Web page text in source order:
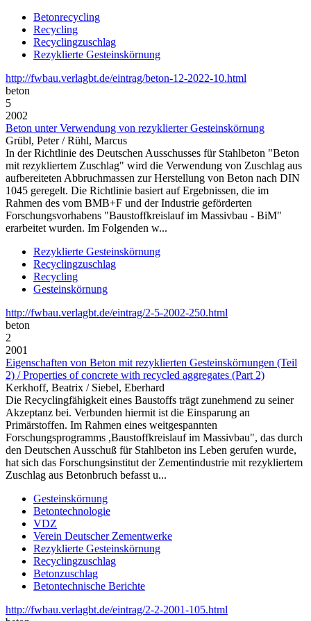
Betonrecycling
Recycling
Recyclingzuschlag
Rezyklierte Gesteinskörnung
http://fwbau.verlagbt.de/eintrag/beton-12-2022-10.html
beton
5
2002
Beton unter Verwendung von rezyklierter Gesteinskörnung
Grübl, Peter / Rühl, Marcus
In der Richtlinie des Deutschen Ausschusses für Stahlbeton "Beton
mit rezykliertem Zuschlag" wird die Verwendung von Zuschlag aus
aufbereiteten Abbruchmassen zur Herstellung von Beton nach DIN
1045 geregelt. Die Richtlinie basiert auf Ergebnissen, die im
Rahmen des vom BMB+F und der Industrie geförderten
Forschungsvorhabens "Baustoffkreislauf im Massivbau - BiM"
erarbeitet wurden. Im Folgenden w...
Rezyklierte Gesteinskörnung
Recyclingzuschlag
Recycling
Gesteinskörnung
http://fwbau.verlagbt.de/eintrag/2-5-2002-250.html
beton
2
2001
Eigenschaften von Beton mit rezyklierten Gesteinskörnungen (Teil
2) / Properties of concrete with recycled aggregates (Part 2)
Kerkhoff, Beatrix / Siebel, Eberhard
Die Recyclingfähigkeit eines Baustoffs trägt zunehmend zu seiner
Akzeptanz bei. Verbunden hiermit ist die Einsparung an
Primärstoffen. Im Rahmen eines weitgespannten
Forschungsprogramms ,Baustoffkreislauf im Massivbau", das durch
den Deutschen Ausschuß für Stahlbeton ins Leben gerufen wurde,
hat sich das Forschungsinstitut der Zementindustrie mit rezykliertem
Zuschlag aus Betonbruch befasst u...
Gesteinskörnung
Betontechnologie
VDZ
Verein Deutscher Zementwerke
Rezyklierte Gesteinskörnung
Recyclingzuschlag
Betonzuschlag
Betontechnische Berichte
http://fwbau.verlagbt.de/eintrag/2-2-2001-105.html